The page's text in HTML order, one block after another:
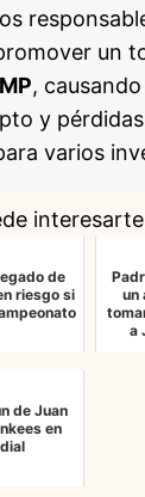
un
,
y
varios
interesarte
de
riesgo si
un
a
de Juan
en